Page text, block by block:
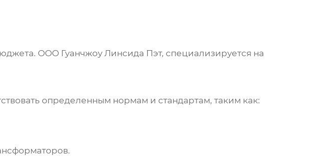
ООО Гуанчжоу Линсида Пэт, специализируется на
определенным нормам и стандартам, таким как: